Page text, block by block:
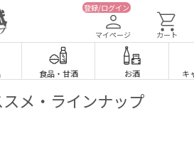
登録/ログイン
マイページ カート
食品・ 甘酒 お酒 キ
メ・ラインナップ